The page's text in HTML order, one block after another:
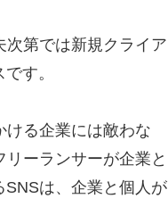
次第では新規クライア
す。
ける企業には敵わな
ーランサーが企業と
は、企業と個人が